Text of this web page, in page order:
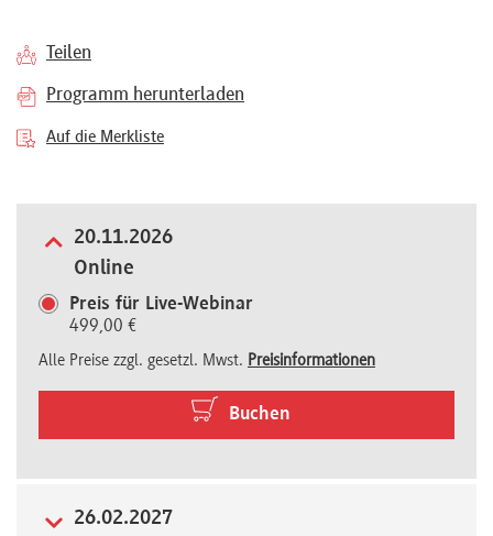
Kontakt
Preisvorteile
Newsletter
Teilen
Programm herunterladen
Auf die Merkliste
20.11.2026
Online
Preis für Live-Webinar
499,00 €
Alle Preise zzgl. gesetzl. Mwst. Preisinformationen
Buchen
26.02.2027